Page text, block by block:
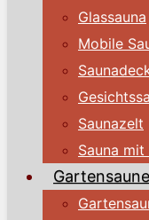
Glassauna
Mobile
Saunazelt
Sauna mit